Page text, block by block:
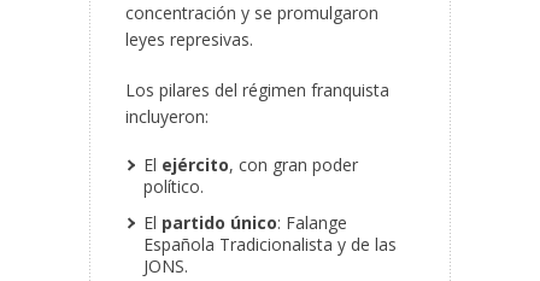
concentración y se promulgaron
leyes represivas.
Los pilares del régimen franquista
incluyeron:
El ejército, con gran poder
político.
El partido único: Falange
Española Tradicionalista y de las
JONS.